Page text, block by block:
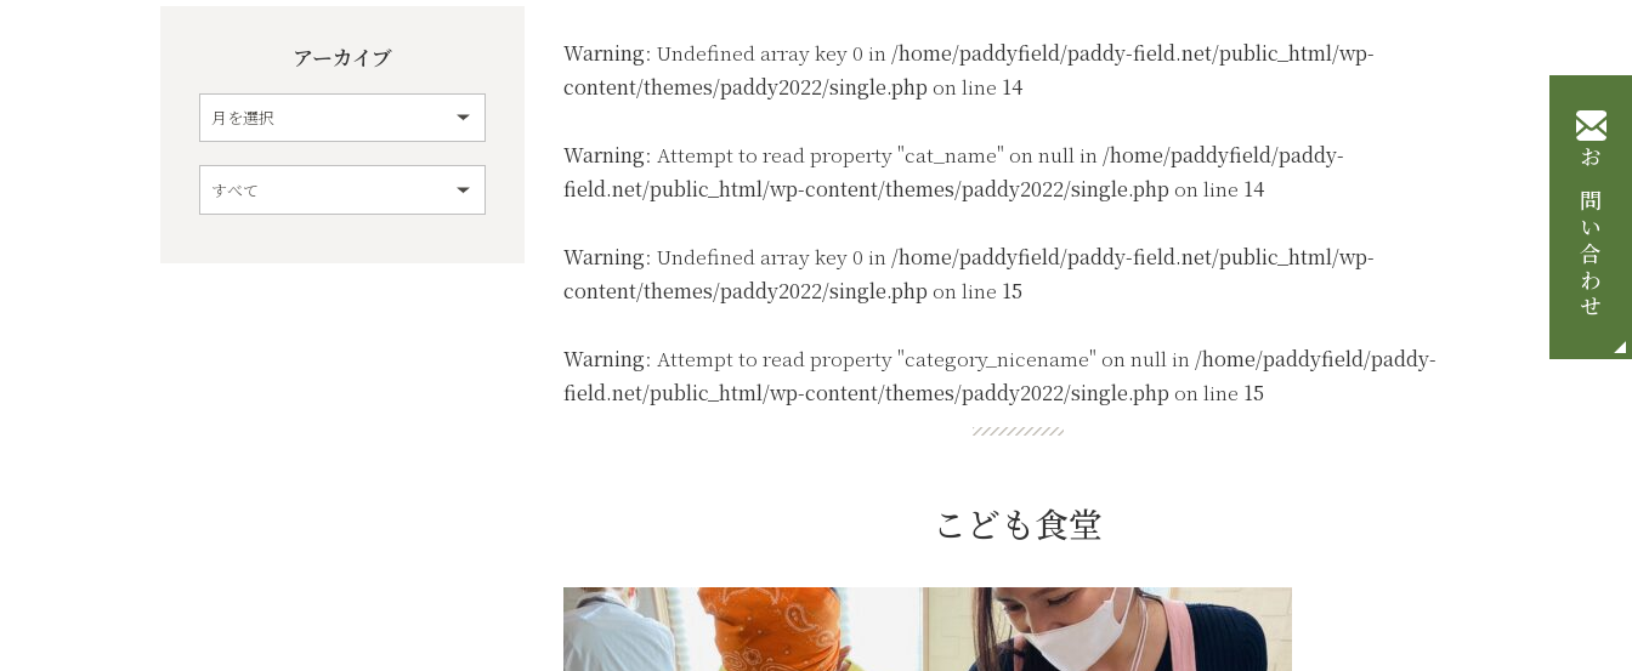
お問い合わせ
Warning: Undefined array key 0 in /home/paddyfield/paddy-field.net/public_html/wp-
content/themes/paddy2022/single.php on line 14
Warning: Attempt to read property "cat_name" on null in /home/paddyfield/paddy-
field.net/public_html/wp-content/themes/paddy2022/single.php on line 14
Warning: Undefined array key 0 in /home/paddyfield/paddy-field.net/public_html/wp-
content/themes/paddy2022/single.php on line 15
Warning: Attempt to read property "category_nicename" on null in /home/paddyfield/paddy-
field.net/public_html/wp-content/themes/paddy2022/single.php on line 15
こども食堂
アーカイブ